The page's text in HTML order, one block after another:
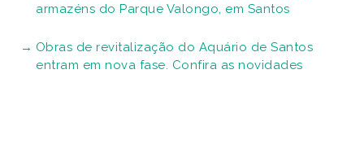
armazéns do Parque Valongo, em Santos
Obras de revitalização do Aquário de Santos
entram em nova fase. Confira as novidades